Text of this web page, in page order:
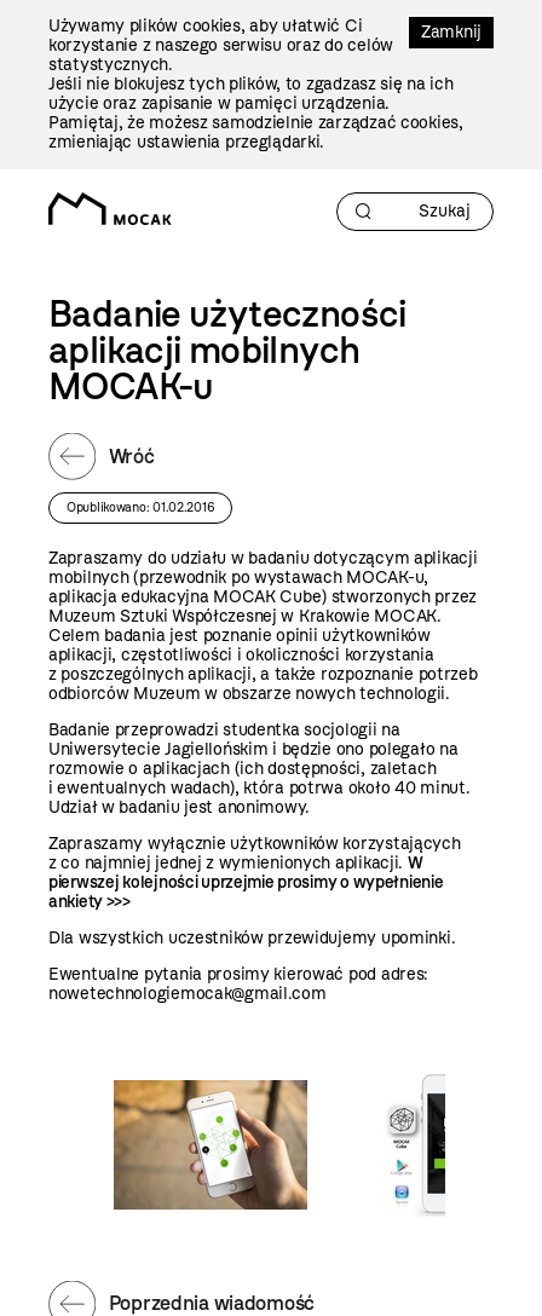
Zamknij
Używamy plików cookies, aby ułatwić Ci
korzystanie z naszego serwisu oraz do celów
statystycznych.
Jeśli nie blokujesz tych plików, to zgadzasz się na ich
użycie oraz zapisanie w pamięci urządzenia.
Pamiętaj, że możesz samodzielnie zarządzać cookies,
zmieniając ustawienia przeglądarki.
Badanie użyteczności
aplikacji mobilnych
MOCAK-u
Wróć
Opublikowano: 01.02.2016
Zapraszamy do udziału w badaniu dotyczącym aplikacji
mobilnych (przewodnik po wystawach MOCAK-u,
aplikacja edukacyjna MOCAK Cube) stworzonych przez
Muzeum Sztuki Współczesnej w Krakowie MOCAK.
Celem badania jest poznanie opinii użytkowników
aplikacji, częstotliwości i okoliczności korzystania
z poszczególnych aplikacji, a także rozpoznanie potrzeb
odbiorców Muzeum w obszarze nowych technologii.
Badanie przeprowadzi studentka socjologii na
Uniwersytecie Jagiellońskim i będzie ono polegało na
rozmowie o aplikacjach (ich dostępności, zaletach
i ewentualnych wadach), która potrwa około 40 minut.
Udział w badaniu jest anonimowy.
Zapraszamy wyłącznie użytkowników korzystających
z co najmniej jednej z wymienionych aplikacji. W
pierwszej kolejności uprzejmie prosimy o wypełnienie
ankiety >>>
Dla wszystkich uczestników przewidujemy upominki.
Ewentualne pytania prosimy kierować pod adres:
nowetechnologiemocak@gmail.com
Poprzednia wiadomość